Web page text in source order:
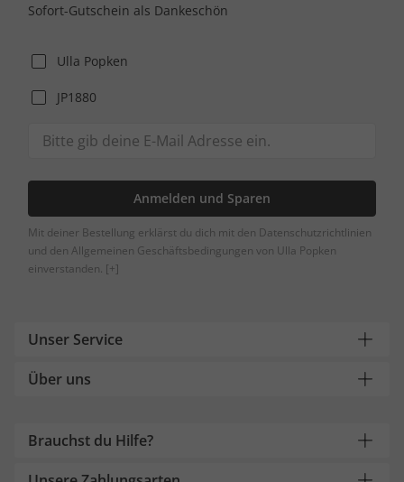
Sofort-Gutschein als Dankeschön
Ulla Popken
JP1880
Anmelden und Sparen
Mit deiner Bestellung erklärst du dich mit den Datenschutzrichtlinien
und den Allgemeinen Geschäftsbedingungen von Ulla Popken
einverstanden. [+]
Unser Service
Über uns
Brauchst du Hilfe?